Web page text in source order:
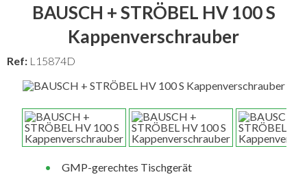
BAUSCH + STRÖBEL HV 100 S
Kappenverschrauber
Ref: L15874D
GMP-gerechtes Tischgerät